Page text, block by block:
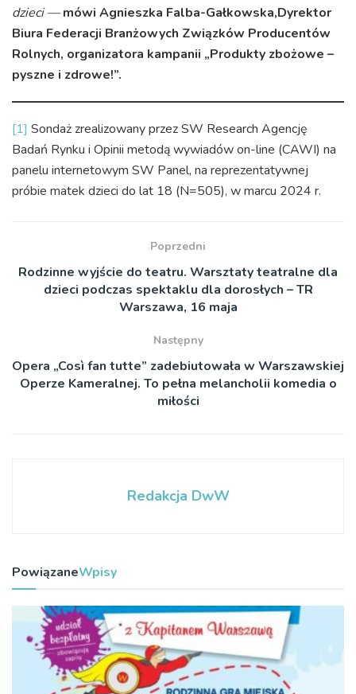
dzieci —mówi Agnieszka Falba-Gałkowska,Dyrektor
Biura Federacji Branżowych Związków Producentów
Rolnych, organizatora kampanii „Produkty zbożowe –
pyszne i zdrowe!”.
[1] Sondaż zrealizowany przez SW Research Agencję
Badań Rynku i Opinii metodą wywiadów on-line (CAWI) na
panelu internetowym SW Panel, na reprezentatywnej
próbie matek dzieci do lat 18 (N=505), w marcu 2024 r.
Poprzedni
Rodzinne wyjście do teatru. Warsztaty teatralne dla
dzieci podczas spektaklu dla dorosłych – TR
Warszawa, 16 maja
Następny
Opera „Così fan tutte” zadebiutowała w Warszawskiej
Operze Kameralnej. To pełna melancholii komedia o
miłości
Redakcja DwW
PowiązaneWpisy